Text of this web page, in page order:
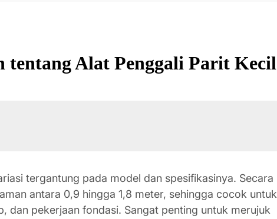
tentang Alat Penggali Parit Kecil
tergantung pada model dan spesifikasinya. Secara
antara 0,9 hingga 1,8 meter, sehingga cocok untuk
dan pekerjaan fondasi. Sangat penting untuk merujuk